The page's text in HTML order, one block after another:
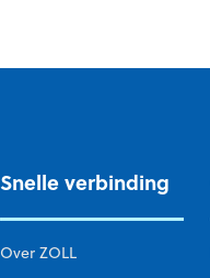
Snelle verbinding
Over ZOLL